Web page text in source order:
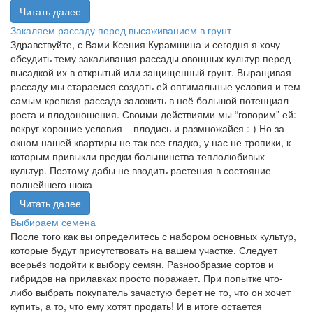
Читать далее
Закаляем рассаду перед высаживанием в грунт
Здравствуйте, с Вами Ксения Курамшина и сегодня я хочу
обсудить тему закаливания рассады овощных культур перед
высадкой их в открытый или защищенный грунт. Выращивая
рассаду мы стараемся создать ей оптимальные условия и тем
самым крепкая рассада заложить в неё большой потенциал
роста и плодоношения. Своими действиями мы “говорим” ей:
вокруг хорошие условия – плодись и размножайся :-) Но за
окном нашей квартиры не так все гладко, у нас не тропики, к
которым привыкли предки большинства теплолюбивых
культур. Поэтому дабы не вводить растения в состояние
полнейшего шока
Читать далее
Выбираем семена
После того как вы определитесь с набором основных культур,
которые будут присутствовать на вашем участке. Следует
всерьёз подойти к выбору семян. Разнообразие сортов и
гибридов на прилавках просто поражает. При попытке что-
либо выбрать покупатель зачастую берет не то, что он хочет
купить, а то, что ему хотят продать! И в итоге остается